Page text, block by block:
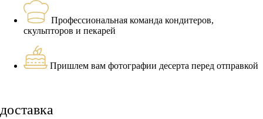
Профессиональная команда кондитеров,
скульпторов и пекарей
Пришлем вам фотографии десерта перед отправкой
доставка